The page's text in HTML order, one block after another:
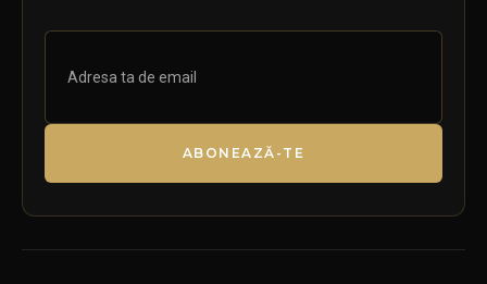
ABONEAZĂ-TE